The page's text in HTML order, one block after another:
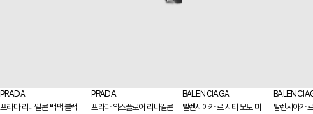
PRADA
프라다 리나일론 백팩 블랙
PRADA
프라다 익스플로어 리나일론
BALENCIAGA
발렌시아가 르 시티 모토 미
발렌시아가